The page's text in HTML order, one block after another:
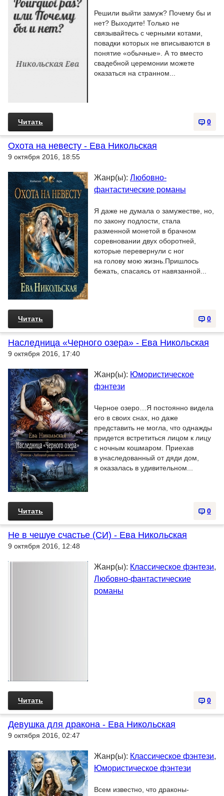
Решили выйти замуж? Почему бы и
нет? Выходите! Только не
связывайтесь с черными котами,
повадки которых не вписываются в
понятие «обычные». А то вместо
свадебной церемонии можете
оказаться на странном...
0
Читать
Охота на невесту - Ева Никольская
9 октября 2016, 18:55
Жанр(ы): Любовно-
фантастические романы
Я даже не думала о замужестве, но,
по закону подлости, стала
разменной монетой в брачном
соревновании двух оборотней,
которые перевернули с ног
на голову мою жизнь.Пришлось
бежать, спасаясь от навязанной...
0
Читать
Наследница «Черного озера» - Ева Никольская
9 октября 2016, 17:40
Жанр(ы): Юмористическое
фэнтези
Черное озеро…Я постоянно видела
его в своих снах, но даже
представить не могла, что однажды
придется встретиться лицом к лицу
с ночным кошмаром. Приехав
в унаследованный от дяди дом,
я оказалась в удивительном...
0
Читать
Не в чешуе счастье (СИ) - Ева Никольская
9 октября 2016, 12:48
Жанр(ы): Классическое фэнтези,
Любовно-фантастические
романы
0
Читать
Девушка для дракона - Ева Никольская
9 октября 2016, 02:47
Жанр(ы): Классическое фэнтези,
Юмористическое фэнтези
Всем известно, что драконы-